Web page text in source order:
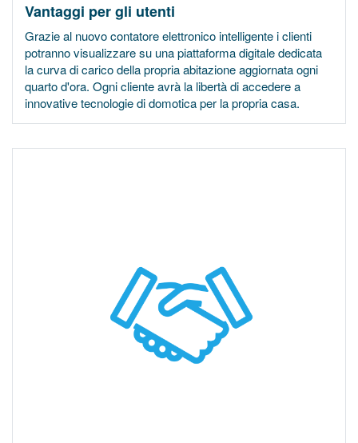
Vantaggi per gli utenti
Grazie al nuovo contatore elettronico intelligente i clienti
potranno visualizzare su una piattaforma digitale dedicata
la curva di carico della propria abitazione aggiornata ogni
quarto d'ora. Ogni cliente avrà la libertà di accedere a
innovative tecnologie di domotica per la propria casa.